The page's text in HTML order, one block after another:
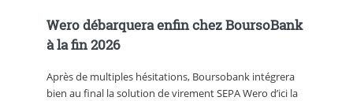
Wero débarquera enfin chez BoursoBank
à la fin 2026
Après de multiples hésitations, Boursobank intégrera
bien au final la solution de virement SEPA Wero d’ici la